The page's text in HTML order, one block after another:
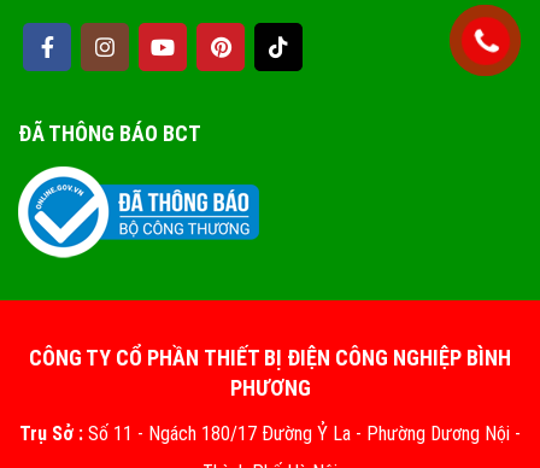
ĐÃ THÔNG BÁO BCT
CÔNG TY CỔ PHẦN THIẾT BỊ ĐIỆN CÔNG NGHIỆP BÌNH
PHƯƠNG
Trụ Sở : Số 11 - Ngách 180/17 Đường Ỷ La - Phường Dương Nội -